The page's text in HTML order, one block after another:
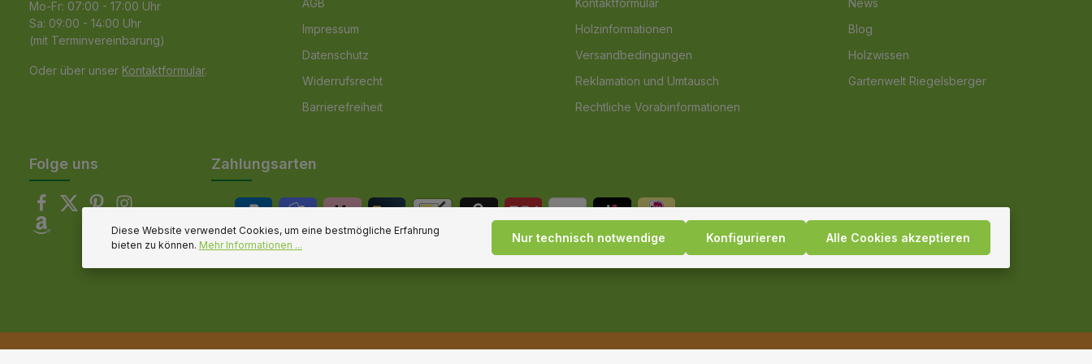
Mo-Fr: 07:00 - 17:00 Uhr
Sa: 09:00 - 14:00 Uhr
(mit Terminvereinbarung)
Oder über unser Kontaktformular.
AGB
Impressum
Datenschutz
Widerrufsrecht
Barrierefreiheit
Kontaktformular
Holzinformationen
Versandbedingungen
Reklamation und Umtausch
Rechtliche Vorabinformationen
News
Blog
Holzwissen
Gartenwelt Riegelsberger
Folge uns Zahlungsarten
© 2026 Gartenpirat * Alle Preise inkl. gesetzl. Mehrwertsteuer zzgl.Versandkostenund ggf. Nachnahmegebühren, wenn nicht anders angegeben.
Diese Website verwendet Cookies, um eine bestmögliche Erfahrung
bieten zu können. Mehr Informationen ... Nur technisch notwendige Konfigurieren Alle Cookies akzeptieren